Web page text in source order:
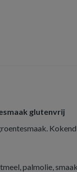
glutenvrij
palmolie,